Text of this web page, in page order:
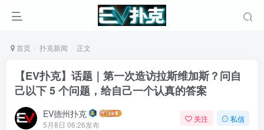
首页 扑克新闻 正文
【EV扑克】话题｜第一次造访拉斯维加斯？问自
己以下 5 个问题，给自己一个认真的答案
EV德州扑克
5月8日 06:26发布
关注 私信